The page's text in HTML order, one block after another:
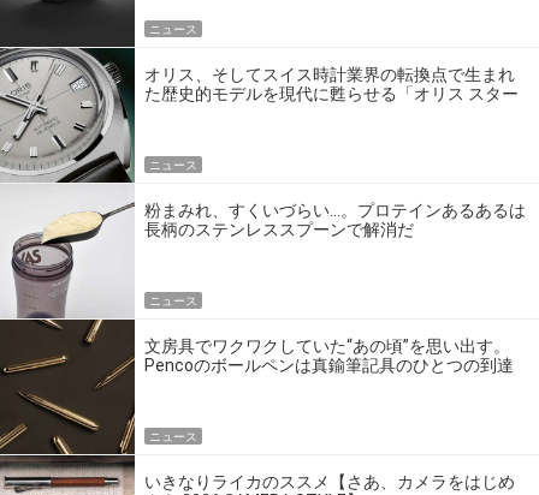
ニュース
オリス、そしてスイス時計業界の転換点で生まれ
た歴史的モデルを現代に甦らせる「オリス スター
ニュース
粉まみれ、すくいづらい…。プロテインあるあるは
長柄のステンレススプーンで解消だ
ニュース
文房具でワクワクしていた“あの頃”を思い出す。
Pencoのボールペンは真鍮筆記具のひとつの到達
ニュース
いきなりライカのススメ【さあ、カメラをはじめ